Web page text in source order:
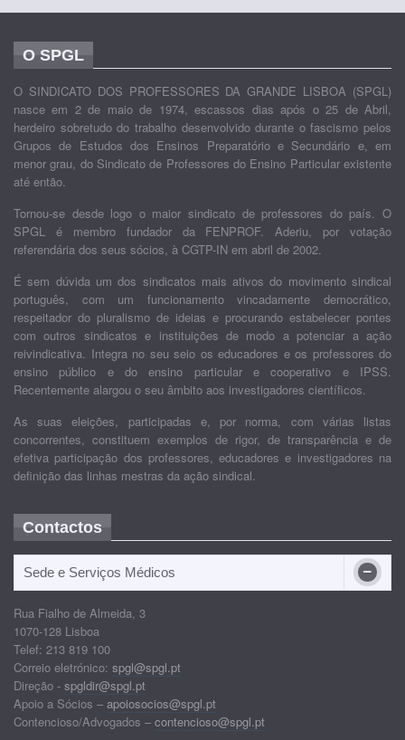
O SPGL
O SINDICATO DOS PROFESSORES DA GRANDE LISBOA (SPGL)
nasce em 2 de maio de 1974, escassos dias após o 25 de Abril,
herdeiro sobretudo do trabalho desenvolvido durante o fascismo pelos
Grupos de Estudos dos Ensinos Preparatório e Secundário e, em
menor grau, do Sindicato de Professores do Ensino Particular existente
até então.
Tornou-se desde logo o maior sindicato de professores do país. O
SPGL é membro fundador da FENPROF. Aderiu, por votação
referendária dos seus sócios, à CGTP-IN em abril de 2002.
É sem dúvida um dos sindicatos mais ativos do movimento sindical
português, com um funcionamento vincadamente democrático,
respeitador do pluralismo de ideias e procurando estabelecer pontes
com outros sindicatos e instituições de modo a potenciar a ação
reivindicativa. Integra no seu seio os educadores e os professores do
ensino público e do ensino particular e cooperativo e IPSS.
Recentemente alargou o seu âmbito aos investigadores científicos.
As suas eleições, participadas e, por norma, com várias listas
concorrentes, constituem exemplos de rigor, de transparência e de
efetiva participação dos professores, educadores e investigadores na
definição das linhas mestras da ação sindical.
Contactos
Sede e Serviços Médicos
Rua Fialho de Almeida, 3
1070-128 Lisboa
Telef: 213 819 100
Correio eletrónico: spgl@spgl.pt
Direção - spgldir@spgl.pt
Apoio a Sócios – apoiosocios@spgl.pt
Contencioso/Advogados – contencioso@spgl.pt